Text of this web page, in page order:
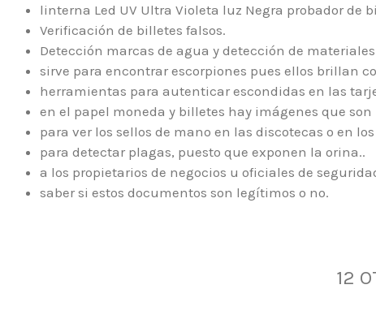
linterna Led UV Ultra Violeta luz Negra probador de
Verificación de billetes falsos.
Detección marcas de agua y detección de
sirve para encontrar escorpiones pues ellos brillan
herramientas para autenticar escondidas en las
en el papel moneda y billetes hay imágenes que
para ver los sellos de mano en las discotecas o en
para detectar plagas, puesto que exponen la orina..
a los propietarios de negocios u oficiales de
saber si estos documentos son legítimos o no.
12